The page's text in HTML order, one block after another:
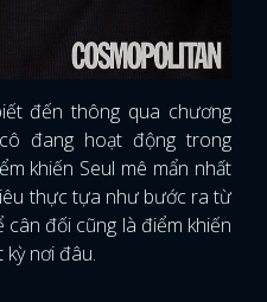
đến thông qua chương
đang hoạt động trong
khiến Seul mê mẩn nhất
thực tựa như bước ra từ
đối cũng là điểm khiến
nơi đâu.